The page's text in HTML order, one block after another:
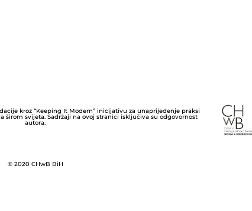
kroz “Keeping It Modern” inicijativu za unaprijeđenje praksi
širom svijeta. Sadržaji na ovoj stranici isključiva su odgovornost
autora.
© 2020 CHwB BiH